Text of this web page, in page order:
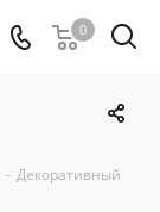
0
- Декоративный